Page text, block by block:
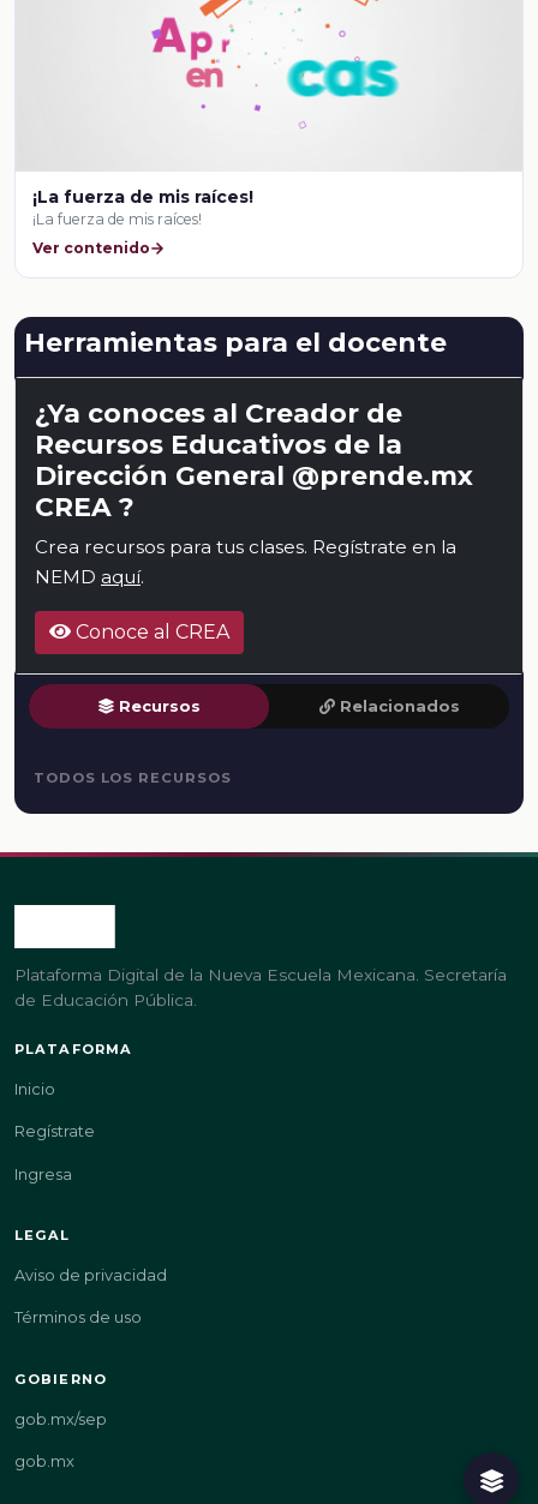
¡La fuerza de mis raíces!
¡La fuerza de mis raíces!
Ver contenido
Herramientas para el docente
¿Ya conoces al Creador de
Recursos Educativos de la
Dirección General @prende.mx
CREA ?
Crea recursos para tus clases. Regístrate en la
NEMD aquí.
Conoce al CREA
Recursos Relacionados
TODOS LOS RECURSOS
Plataforma Digital de la Nueva Escuela Mexicana. Secretaría
de Educación Pública.
PLATAFORMA
Inicio
Regístrate
Ingresa
LEGAL
Aviso de privacidad
Términos de uso
GOBIERNO
gob.mx/sep
gob.mx